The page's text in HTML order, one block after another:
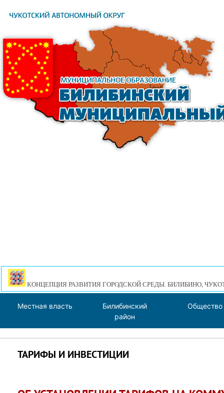
КОНЦЕПЦИЯ РАЗВИТИЯ ГОРОДСКОЙ СРЕДЫ. БИЛИБИНО,
Местная власть
Билибинский
район
Общество
ТАРИФЫ И ИНВЕСТИЦИИ